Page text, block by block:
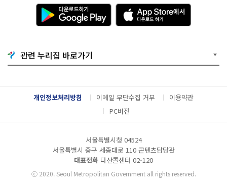
다
운
로
기
G
o
g
l
e
A
p
p
e
서
다
운
관련 누리집 바로가기
개인정보처리방침 이메일 무단수집 거부
이용약관
PC버전
서울특별시청 04524
서울특별시 중구 세종대로 110 콘텐츠담당관
대표전화 다산콜센터 02-120
ⓒ2020. Seoul Metropolitan Government all rights reserved.